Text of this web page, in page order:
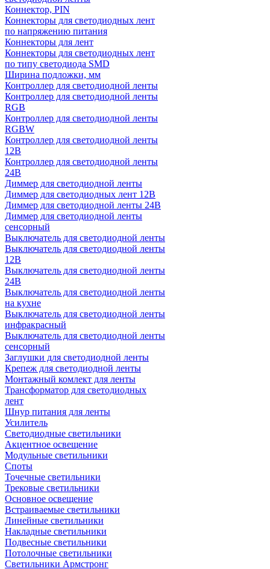
Коннектор, PIN
Коннекторы для светодиодных лент
по напряжению питания
Коннекторы для лент
Коннекторы для светодиодных лент
по типу светодиода SMD
Ширина подложки, мм
Контроллер для светодиодной ленты
Контроллер для светодиодной ленты
RGB
Контроллер для светодиодной ленты
RGBW
Контроллер для светодиодной ленты
12В
Контроллер для светодиодной ленты
24В
Диммер для светодиодной ленты
Диммер для светодиодных лент 12В
Диммер для светодиодной ленты 24В
Диммер для светодиодной ленты
сенсорный
Выключатель для светодиодной ленты
Выключатель для светодиодной ленты
12В
Выключатель для светодиодной ленты
24В
Выключатель для светодиодной ленты
на кухне
Выключатель для светодиодной ленты
инфракрасный
Выключатель для светодиодной ленты
сенсорный
Заглушки для светодиодной ленты
Крепеж для светодиодной ленты
Монтажный комлект для ленты
Трансформатор для светодиодных
лент
Шнур питания для ленты
Усилитель
Светодиодные светильники
Акцентное освещение
Модульные светильники
Споты
Точечные светильники
Трековые светильники
Основное освещение
Встраиваемые светильники
Линейные светильники
Накладные светильники
Подвесные светильники
Потолочные светильники
Светильники Армстронг